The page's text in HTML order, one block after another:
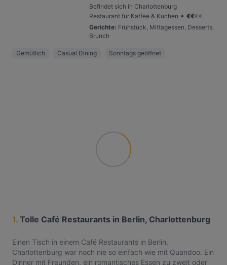
Befindet sich in Charlottenburg
Restaurant für Kaffee & Kuchen • €€€€
Gerichte: Frühstück, Mittagessen, Desserts,
Brunch
Gemütlich Casual Dining Sonntags geöffnet
1. Tolle Café Restaurants in Berlin, Charlottenburg
Einen Tisch in einem Café Restaurants in Berlin,
Charlottenburg war noch nie so einfach wie mit Quandoo. Ein
Dinner mit Freunden, ein romantisches Essen zu zweit oder